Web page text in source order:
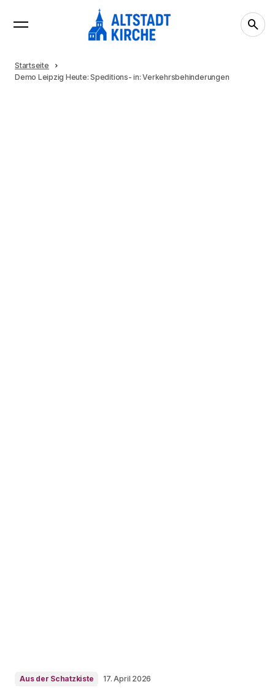
Startseite
Demo Leipzig Heute: Speditions- in: Verkehrsbehinderungen
Aus der Schatzkiste 17. April 2026